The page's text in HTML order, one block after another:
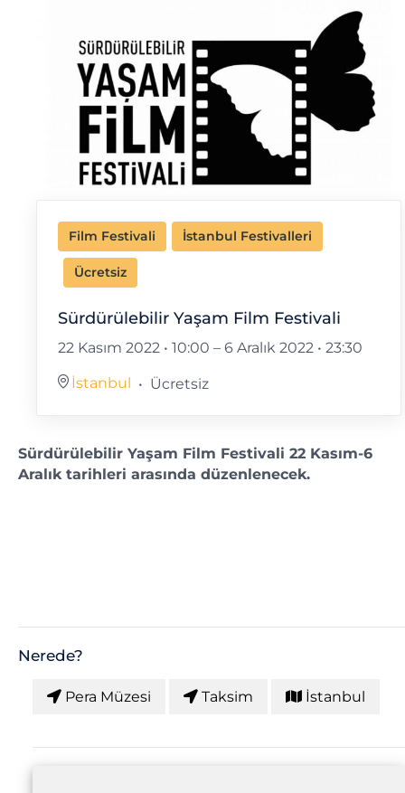
Film Festivali İstanbul Festivalleri
Ücretsiz
Sürdürülebilir Yaşam Film Festivali
22 Kasım 2022 • 10:00 – 6 Aralık 2022 • 23:30
İstanbul Ücretsiz
Sürdürülebilir Yaşam Film Festivali 22 Kasım-6
Aralık tarihleri arasında düzenlenecek.
Nerede?
Pera Müzesi Taksim İstanbul